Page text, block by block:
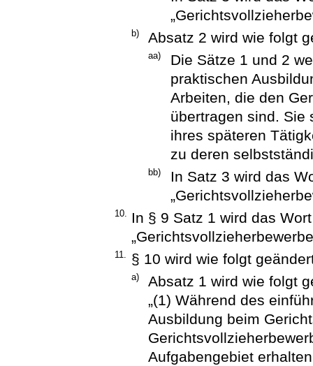
b) Absatz 2 wird wie folgt
aa)
Die Sätze 1 und 2
praktischen
Arbeiten, die den
übertragen sind. Sie
ihres späteren
zu deren
bb)
In Satz 3 wird das
10.
In § 9 Satz 1 wird das
11. § 10 wird wie folgt
a)
Absatz 1 wird wie folgt
„(1) Während des
Ausbildung beim
Aufgabengebiet